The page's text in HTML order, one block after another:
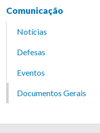
Comunicação
Notícias
Defesas
Eventos
Documentos Gerais